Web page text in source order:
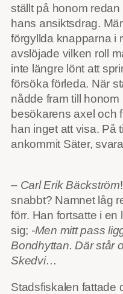
ställt på honom
hans ansiktsdrag.
förgyllda knapparna i
avslöjade vilken roll
inte längre lönt att
försöka förleda. När
nådde fram till
besökarens axel och
han inget att visa. På
ankommit Säter,
– Carl Erik Bäckström
snabbt? Namnet låg
förr. Han fortsatte i
sig; -Men mitt pass
Bondhyttan. Där står
Skedvi…
Stadsfiskalen fattade